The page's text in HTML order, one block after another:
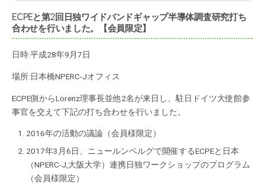
ECPEと第2回日独ワイドバンドギャップ半導体調査研究打ち
合わせを行いました。【会員限定】
日時:平成28年9月7日
場所:日本橋NPERC-Jオフィス
ECPE側からLorenz理事長並他2名が来日し、駐日ドイツ大使館参
事官を交えて下記の打ち合わせを行いました。
2016年の活動の議論（会員様限定）
2017年3月6日、ニュールンベルグで開催するECPEと日本
（NPERC-J,大阪大学）連携日独ワークショップのプログラム
（会員様限定）